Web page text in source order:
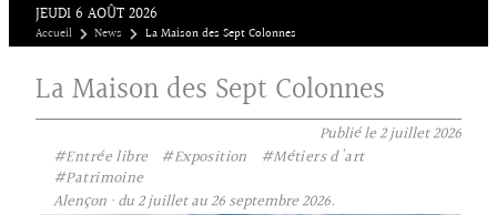
JEUDI 6 AOÛT 2026
Accueil News La Maison des Sept Colonnes
La Maison des Sept Colonnes
Publié le2 juillet 2026
#Entrée libre
#Exposition
#Métiers d'art
#Patrimoine
Alençon · du 2 juillet au 26 septembre 2026.